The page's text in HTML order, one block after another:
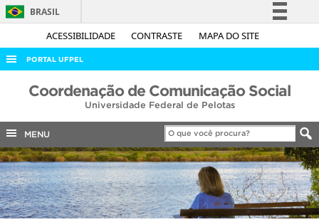
ACESSIBILIDADE CONTRASTE MAPA DO SITE
BRASIL
Simplifique!
Acesso à informação
Legislação
Canais
PORTAL UFPEL
ACESSO À INFORMAÇÃO
COBALTO
CONCURSOS
EDITAIS
INTERNACIONAL
Coordenação de Comunicação Social
Universidade Federal de Pelotas
MENU